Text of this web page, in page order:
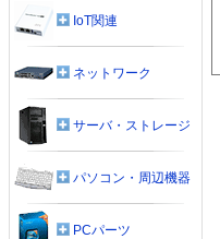
IoT関連
ネットワーク
サーバ・ストレージ
パソコン・周辺機器
PCパーツ